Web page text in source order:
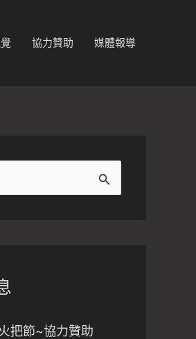
協力贊助 媒體報導
把節~協力贊助